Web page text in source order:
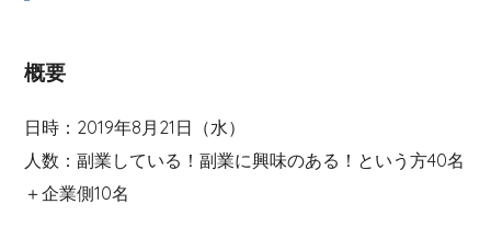
概要
日時：2019年8月21日（水）
人数：副業している！副業に興味のある！という方40名
＋企業側10名